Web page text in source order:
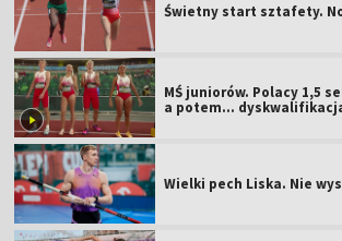
Świetny start sztafety.
MŚ juniorów. Polacy 1,5
a potem...
Wielki pech Liska. Nie